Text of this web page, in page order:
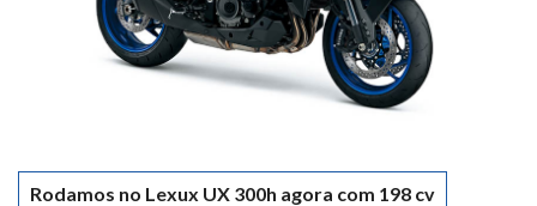
Rodamos no Lexux UX 300h agora com 198 cv